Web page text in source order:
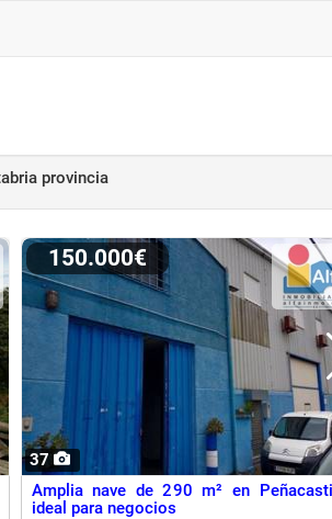
provincia
37
150.000€
Amplia nave de 290 m² en
ideal para negocios